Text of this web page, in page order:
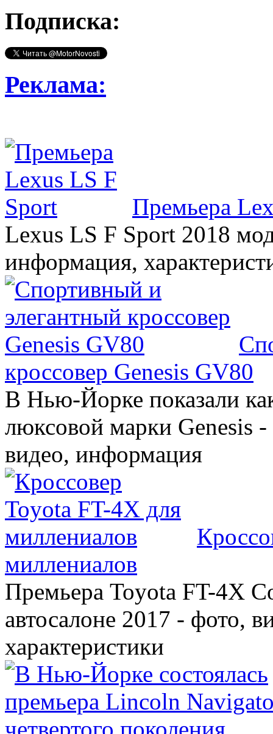
Подписка:
Реклама:
Премьера
Lexus LS F Sport 2018
информация,
кроссовер Genesis GV80
В Нью-Йорке показали
люксовой марки Genesis
видео, информация
миллениалов
Премьера Toyota FT-4X
автосалоне 2017 - фото,
характеристики